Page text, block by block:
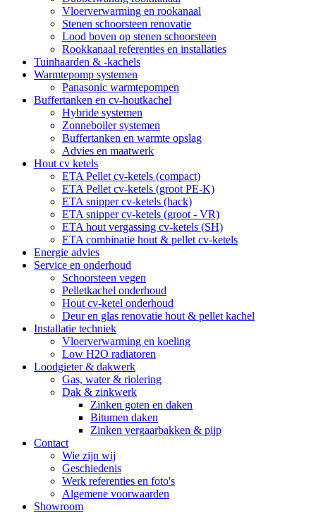
Vloerverwarming en rookanaal
Stenen schoorsteen renovatie
Lood boven op stenen schoorsteen
Rookkanaal referenties en installaties
Tuinhaarden & -kachels
Warmtepomp systemen
Panasonic warmtepompen
Buffertanken en cv-houtkachel
Hybride systemen
Zonneboiler systemen
Buffertanken en warmte opslag
Advies en maatwerk
Hout cv ketels
ETA Pellet cv-ketels (compact)
ETA Pellet cv-ketels (groot PE-K)
ETA snipper cv-ketels (hack)
ETA snipper cv-ketels (groot - VR)
ETA hout vergassing cv-ketels (SH)
ETA combinatie hout & pellet cv-ketels
Energie advies
Service en onderhoud
Schoorsteen vegen
Pelletkachel onderhoud
Hout cv-ketel onderhoud
Deur en glas renovatie hout & pellet kachel
Installatie techniek
Vloerverwarming en koeling
Low H2O radiatoren
Loodgieter & dakwerk
Gas, water & riolering
Dak & zinkwerk
Zinken goten en daken
Bitumen daken
Zinken vergaarbakken & pijp
Contact
Wie zijn wij
Geschiedenis
Werk referenties en foto's
Algemene voorwaarden
Showroom